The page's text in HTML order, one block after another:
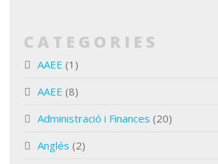
CATEGORIES
AAEE (1)
AAEE (8)
Administració i Finances (20)
Anglés (2)